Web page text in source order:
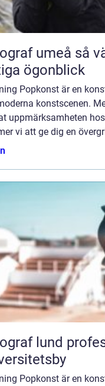
så väljer du rätt fotograf för
ögonblick
Popkonst är en
konstscenen.
uppmärksamheten
vi att ge dig en
profesjonell foto i en levende
Popkonst är en